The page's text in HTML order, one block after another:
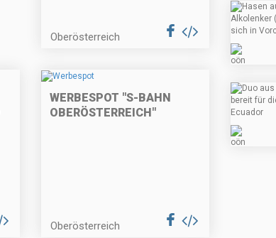
Oberösterreich
WERBESPOT "S-BAHN
OBERÖSTERREICH"
Oberösterreich